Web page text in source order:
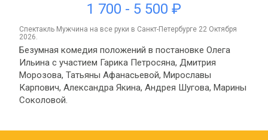
1 700 - 5 500 ₽
спектакль Мужчина на все руки в Санкт-Петербурге 22 Октября
2026.
Безумная комедия положений в постановке Олега
Ильина с участием Гарика Петросяна, Дмитрия
Морозова, Татьяны Афанасьевой, Мирославы
Карпович, Александра Якина, Андрея Шугова, Марины
Соколовой.